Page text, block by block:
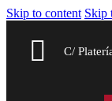
Skip to content Skip
C/